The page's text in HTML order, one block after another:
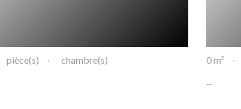
pièce(s)
chambre(s)
0 m²
...